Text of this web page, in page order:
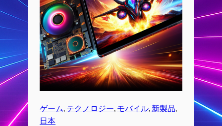
ゲーム, テクノロジー, モバイル, 新製品
日本